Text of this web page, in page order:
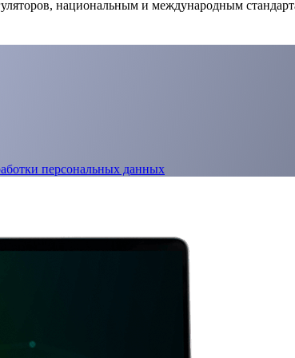
национальным и международным
персональных данных